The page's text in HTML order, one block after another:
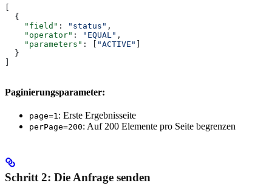
  {
    "field"
: "status" ,
    "operator"
: "EQUAL" ,
    "parameters"
: [ "ACTIVE"
  }
Paginierungsparameter:
page=1 : Erste Ergebnisseite
perPage=200: Auf 200 Elemente pro Seite begrenzen
Schritt 2: Die Anfrage senden